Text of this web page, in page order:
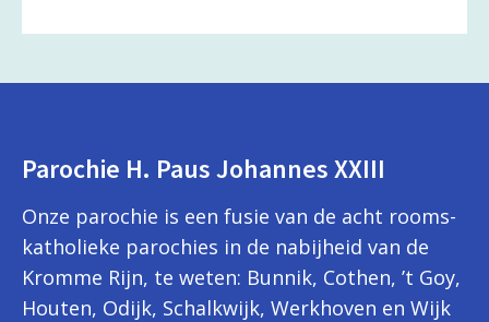
Parochie H. Paus Johannes XXIII
Onze parochie is een fusie van de acht rooms-
katholieke parochies in de nabijheid van de
Kromme Rijn, te weten: Bunnik, Cothen, ’t Goy,
Houten, Odijk, Schalkwijk, Werkhoven en Wijk